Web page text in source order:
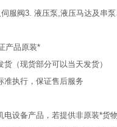
服阀3. 液压泵,液压马达及串
产品原装*
（现货部分可以当天发货）
准执行，保证售后服务
设备产品，若提供非原装*